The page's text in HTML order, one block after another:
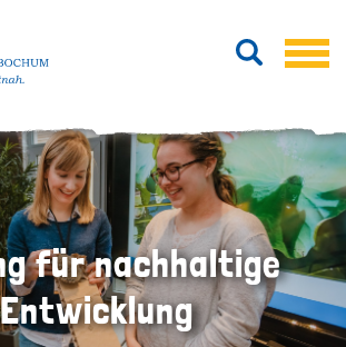
für nachhaltige
Entwicklung